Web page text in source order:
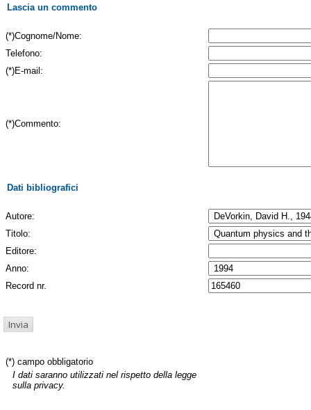
Lascia un commento
(*)Cognome/Nome:
Telefono:
(*)E-mail:
(*)Commento:
Dati bibliografici
Autore:
Titolo:
Editore:
Anno:
Record nr.
(*) campo obbligatorio
I dati saranno utilizzati nel rispetto della legge
sulla privacy.